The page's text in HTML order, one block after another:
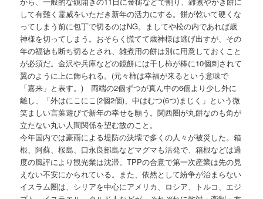
して有難く霊威をいただき新年の活力にする。餅が乾いて硬くな
ってしまう前に包丁で切るのはNG。ましてや松の内であれば歳
神様を切ってしまう。おそらく慌てて歳神様は逃げ出すが、その
年の福徳も断ち切るとされ、雑煮用の餅は別に用意しておくこと
が必須だ。金沢や兵庫などの鏡餅には干し柿が棒に10個刺されて
翼のように上に飾られる。(元々柿は幸福が来るという意味で
「嘉来」と表す。) 両端の2個ずつが真ん中の6個より少し外に
離し、「外はにこにこ(2個2個)、中はむつ(6つ)まじく」という微
笑ましい言葉遊びで新年の幸せを願う。関西圏が丸餅なのも角が
立たない丸い人間関係を望む故のこと。
今年国内では豪雨による堤防の決壊で多くの人々が被災した。箱
根、阿蘇、桜島、口永良部島などマグマも活発で、箱根などは過
度の風評により観光業は沈滞。TPPの合意で第一次産業は先の見
えない不安にかられている。また、依然として紛争が治まらない
イスラム圏は、シリアを中心にアメリカ、ロシア、トルコ、エジ